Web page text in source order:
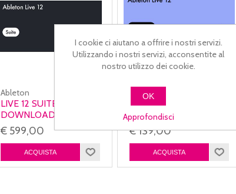
Ableton
LIVE 12 SUITE
DOWNLOAD
€ 599,00
Ableton
LIVE STANDARD 12
EDU DOWNLOAD
€ 139,00
I cookie ci aiutano a offrire i nostri servizi.
Utilizzando i nostri servizi, acconsentite al
nostro utilizzo dei cookie.
OK
Approfondisci